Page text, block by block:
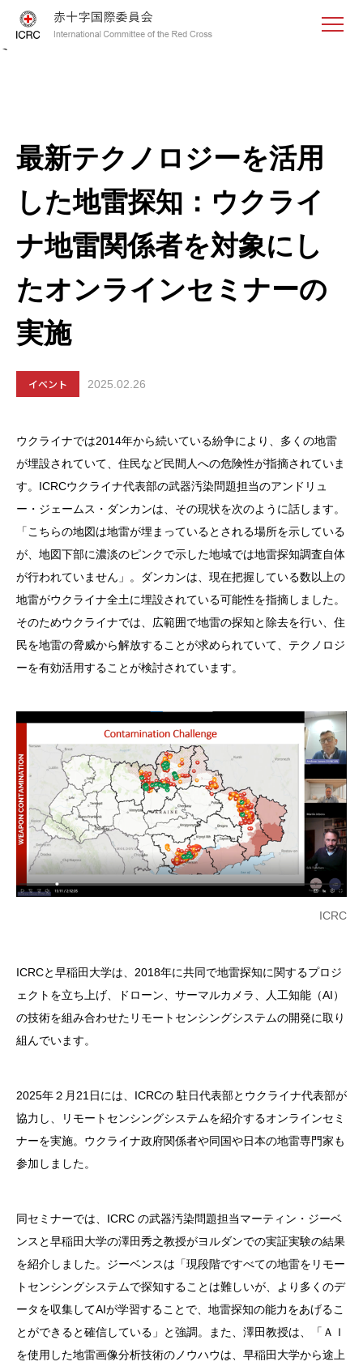
<
最新テクノロジーを活用
した地雷探知：ウクライ
ナ地雷関係者を対象にし
たオンラインセミナーの
実施
イベント 2025.02.26
ウクライナでは2014年から続いている紛争により、多くの地雷
が埋設されていて、住民など民間人への危険性が指摘されていま
す。ICRCウクライナ代表部の武器汚染問題担当のアンドリュ
ー・ジェームス・ダンカンは、その現状を次のように話します。
「こちらの地図は地雷が埋まっているとされる場所を示している
が、地図下部に濃淡のピンクで示した地域では地雷探知調査自体
が行われていません」。ダンカンは、現在把握している数以上の
地雷がウクライナ全土に埋設されている可能性を指摘しました。
そのためウクライナでは、広範囲で地雷の探知と除去を行い、住
民を地雷の脅威から解放することが求められていて、テクノロジ
ーを有効活用することが検討されています。
ICRC
ICRCと早稲田大学は、2018年に共同で地雷探知に関するプロジ
ェクトを立ち上げ、ドローン、サーマルカメラ、人工知能（AI）
の技術を組み合わせたリモートセンシングシステムの開発に取り
組んでいます。
2025年２月21日には、ICRCの 駐日代表部とウクライナ代表部が
協力し、リモートセンシングシステムを紹介するオンラインセミ
ナーを実施。ウクライナ政府関係者や同国や日本の地雷専門家も
参加しました。
同セミナーでは、ICRC の武器汚染問題担当マーティン・ジーベ
ンスと早稲田大学の澤田秀之教授がヨルダンでの実証実験の結果
を紹介しました。ジーベンスは「現段階ですべての地雷をリモー
トセンシングシステムで探知することは難しいが、より多くのデ
ータを収集してAIが学習することで、地雷探知の能力をあげるこ
とができると確信している」と強調。また、澤田教授は、「ＡＩ
を使用した地雷画像分析技術のノウハウは、早稲田大学から途上